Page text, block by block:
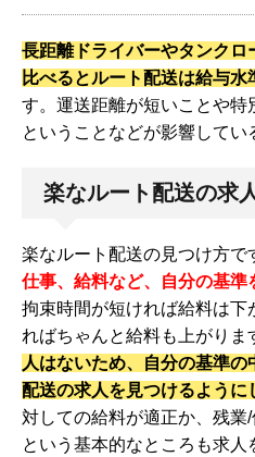
長距離ドライバーやタンクロ
比べるとルート配送は給与水
す。運送距離が短いことや特
ということなどが影響してい
楽なルート配送の求
楽なルート配送の見つけ方で
仕事、給料など、自分の基準
拘束時間が短ければ給料は下
ればちゃんと給料も上がりま
人はないため、自分の基準
配送の求人を見つけるように
対しての給料が適正か、残
という基本的なところも求人